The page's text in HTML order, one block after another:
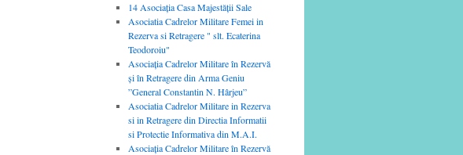
14 Asociaţia Casa Majestăţii Sale
Asociatia Cadrelor Militare Femei in
Rezerva si Retragere " slt. Ecaterina
Teodoroiu"
Asociația Cadrelor Militare în Rezervă
și în Retragere din Arma Geniu
”General Constantin N. Hârjeu”
Asociatia Cadrelor Militare in Rezerva
si in Retragere din Directia Informatii
si Protectie Informativa din M.A.I.
Asociația Cadrelor Militare în Rezervă